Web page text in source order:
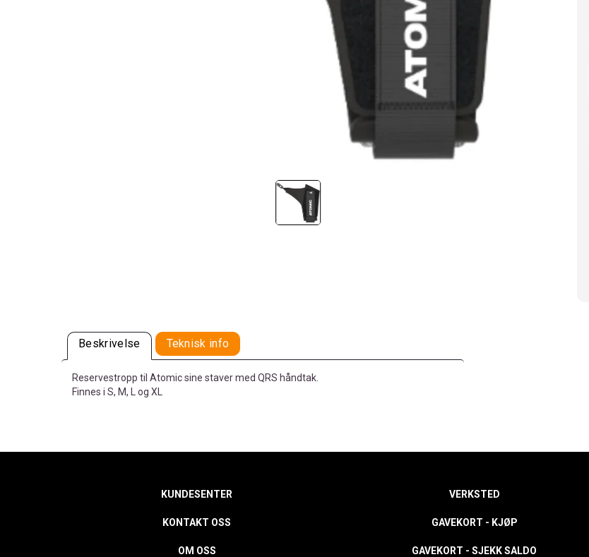
Beskrivelse Teknisk info
Reservestropp til Atomic sine staver med QRS håndtak.
Finnes i S, M, L og XL
KUNDESENTER
KONTAKT OSS
OM OSS
VERKSTED
GAVEKORT - KJØP
GAVEKORT - SJEKK SALDO